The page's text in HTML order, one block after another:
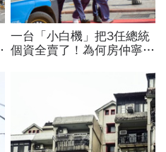
一台「小白機」把3任總統
個資全賣了！為何房仲寧願
家曝名單：看你是不是A貨